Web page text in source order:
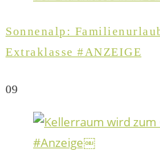
Sonnenalp:
Extraklasse #ANZEIGE
09